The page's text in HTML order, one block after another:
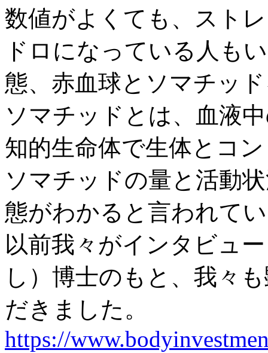
数値がよくても、スト
ドロになっている人も
態、赤血球とソマチッ
ソマチッドとは、血液
知的生命体で生体とコ
ソマチッドの量と活動
態がわかると言われて
以前我々がインタビュ
し）博士のもと、我々
だきました。
https://